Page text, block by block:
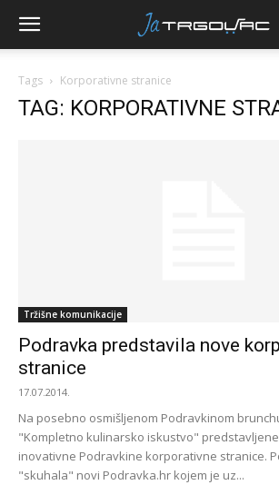
Tags Korporativne stranice
TAG: KORPORATIVNE
Tržišne komunikacije
Podravka predstavila nove
stranice
17.07.2014.
Na posebno osmišljenom Podravkinom
"Kompletno kulinarsko iskustvo"
inovativne Podravkine korporativne stranice.
"skuhala" novi Podravka.hr kojem je uz...